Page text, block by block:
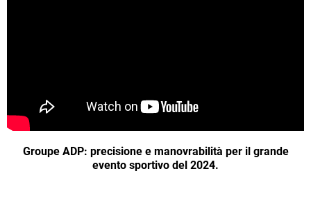
Groupe ADP: precisione e manovrabilità per il grande
evento sportivo del 2024.